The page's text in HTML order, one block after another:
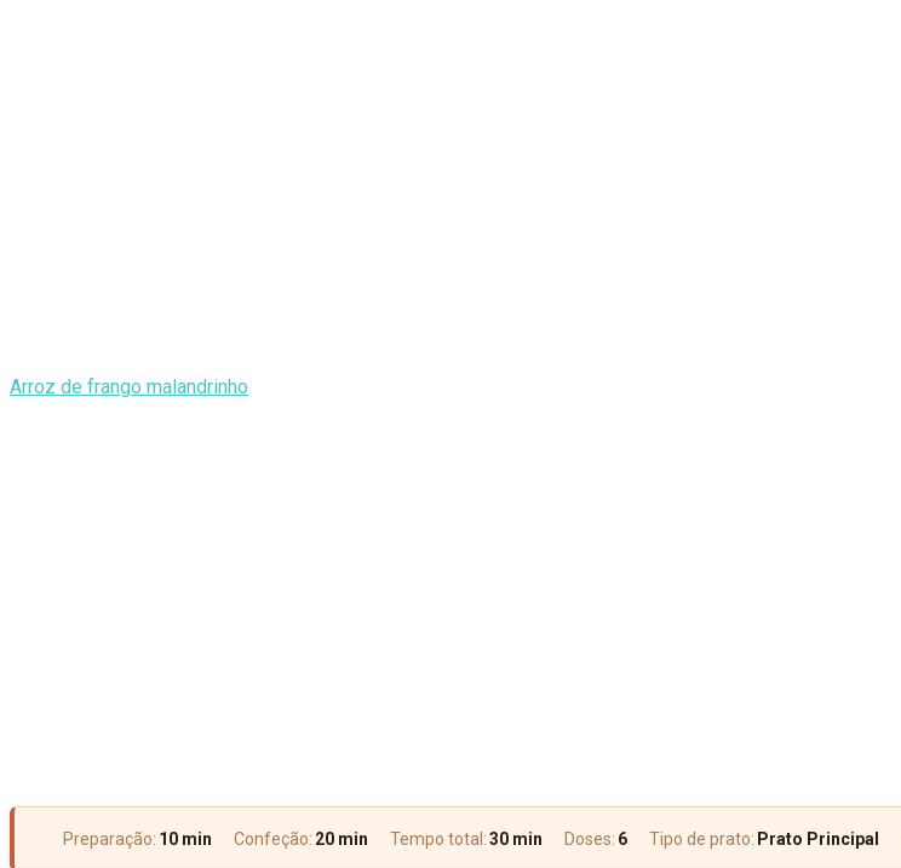
Arroz de frango malandrinho
Preparação: 10 min Confeção: 20 min Tempo total:30 min Doses: 6 Tipo de prato: Prato Principal